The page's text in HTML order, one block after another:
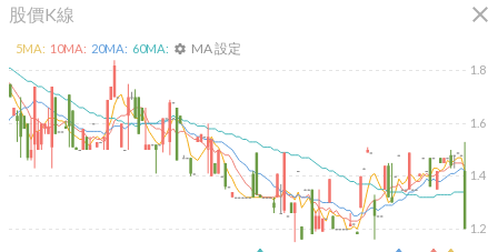
股價K線 close
1.2
1.4
1.6
1.8
5MA: 10MA: 20MA: 60MA: settings MA 設定